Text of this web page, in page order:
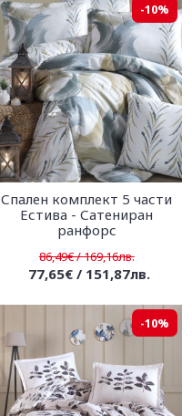
-10%
Спален комплект 5 части
Естива - Сатениран
ранфорс
86,49€ / 169,16лв.
77,65€ / 151,87лв.
-10%